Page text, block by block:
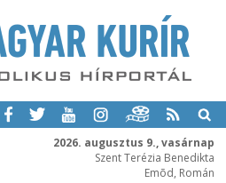
2026. augusztus 9., vasárnap
Szent Terézia Benedikta
Emõd, Román